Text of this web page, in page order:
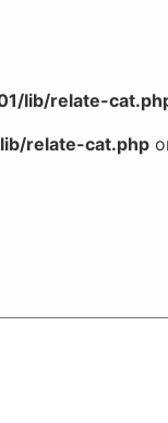
lib/relate-
relate-cat.php